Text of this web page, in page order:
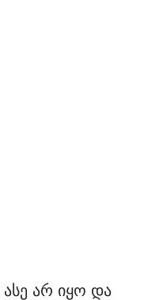
არ იყო და